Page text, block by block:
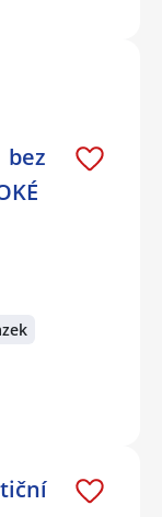
bez